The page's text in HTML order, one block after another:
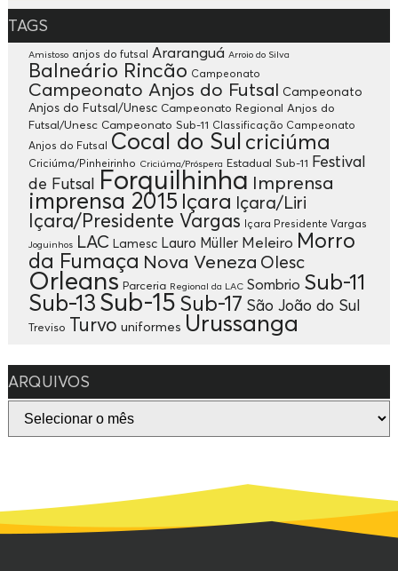
TAGS
Amistoso anjos do futsal Araranguá Arroio do Silva
Balneário Rincão Campeonato
Campeonato Anjos do Futsal Campeonato
Anjos do Futsal/Unesc Campeonato Regional Anjos do
Futsal/Unesc Campeonato Sub-11 Classificação Campeonato
Anjos do Futsal Cocal do Sul criciúma
Criciúma/Pinheirinho Criciúma/Próspera Estadual Sub-11 Festival
de Futsal Forquilhinha Imprensa
imprensa 2015 Içara Içara/Liri
Içara/Presidente Vargas Içara Presidente Vargas
Joguinhos LAC Lamesc Lauro Müller Meleiro Morro
da Fumaça Nova Veneza Olesc
Orleans Parceria Regional da LAC Sombrio Sub-11
Sub-13Sub-15 Sub-17 São João do Sul
Treviso Turvo uniformes Urussanga
ARQUIVOS